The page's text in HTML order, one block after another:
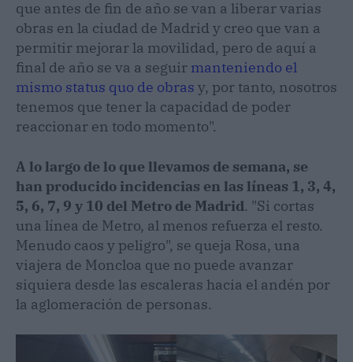
que antes de fin de año se van a liberar varias
obras en la ciudad de Madrid y creo que van a
permitir mejorar la movilidad, pero de aquí a
final de año se va a seguir manteniendo el
mismo status quo de obras y, por tanto, nosotros
tenemos que tener la capacidad de poder
reaccionar en todo momento".
A lo largo de lo que llevamos de semana, se
han producido incidencias en las líneas 1, 3, 4,
5, 6, 7, 9 y 10 del Metro de Madrid. "Si cortas
una línea de Metro, al menos refuerza el resto.
Menudo caos y peligro", se queja Rosa, una
viajera de Moncloa que no puede avanzar
siquiera desde las escaleras hacia el andén por
la aglomeración de personas.